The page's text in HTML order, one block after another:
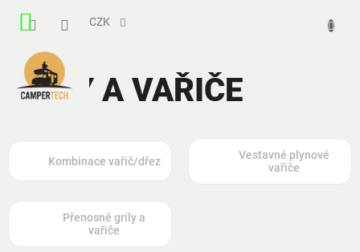
CZK
NÁKUPNÍ
GRILY A VAŘIČE
Kombinace vařič/dřez
Vestavné plynové
vařiče
Přenosné grily a
vařiče